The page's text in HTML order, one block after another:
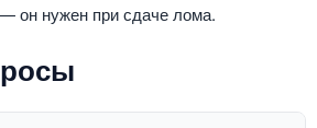
он нужен при сдаче лома.